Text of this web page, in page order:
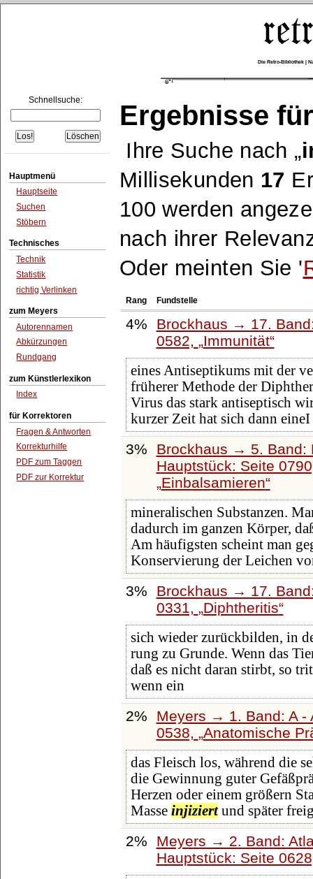
Die Retro-Bibliothek |
Schnellsuche:
Hauptmenü
Hauptseite
Suchen
Stöbern
Technisches
Technik
Statistik
richtig Verlinken
zum Meyers
Autorennamen
Abkürzungen
Rundgang
zum Künstlerlexikon
Index
für Korrektoren
Fragen & Antworten
Korrekturhilfe
PDF zum Taggen
PDF zur Korrektur
Ergebnisse
Ihre Suche nach
Millisekunden 17
100 werden
nach ihrer
Oder meinten Sie '
Rang Fundstelle
4%
Brockhaus → 17.
0582,
Immunität
eines Antiseptikums mit der
früherer Methode der
Virus das stark antiseptisch
kurzer Zeit hat sich dann eineI
3%
Brockhaus → 5. Band:
Hauptstück: Seite
Einbalsamieren
mineralischen Substanzen.
dadurch im ganzen Körper,
Am häufigsten scheint man
Konservierung der Leichen
3%
Brockhaus → 17.
0331,
Diphtheritis
sich wieder zurückbilden, in
rung zu Grunde. Wenn das
daß es nicht daran stirbt, so
wenn ein
2%
Meyers → 1. Band: A -
0538,
Anatomische
das Fleisch los, während die
die Gewinnung guter
Herzen oder einem größern
Masse injiziertund später
2%
Meyers → 2. Band:
Hauptstück: Seite